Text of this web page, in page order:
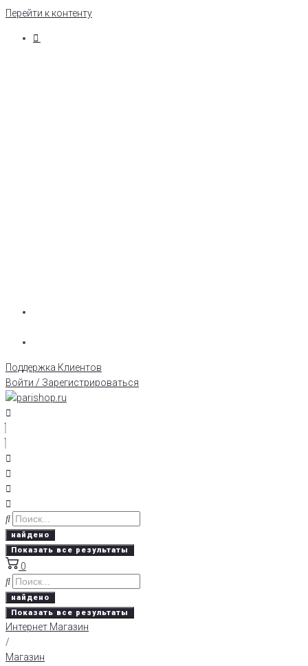
Перейти к контенту
Поддержка Клиентов
Войти / Зарегистрироваться
найдено
Показать все результаты
0
найдено
Показать все результаты
Интернет Магазин
/
Магазин